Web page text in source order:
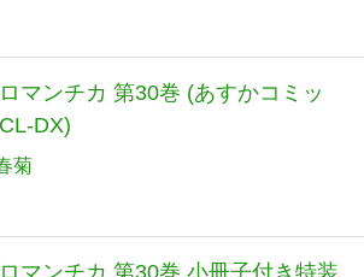
マンチカ 第30巻 (あすかコミッ
DX)
菊
マンチカ 第30巻 小冊子付き特装